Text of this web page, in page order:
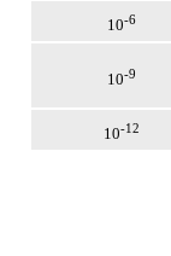
10-6
10-9
10-12